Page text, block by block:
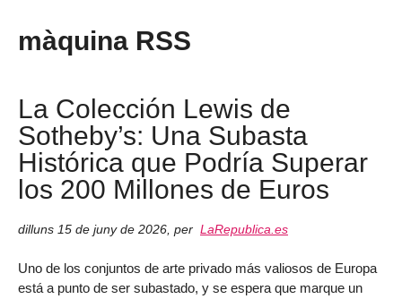
màquina RSS
La Colección Lewis de
Sotheby’s: Una Subasta
Histórica que Podría Superar
los 200 Millones de Euros
dilluns 15 de juny de 2026 per LaRepublica.es
Uno de los conjuntos de arte privado más valiosos de Europa
está a punto de ser subastado, y se espera que marque un